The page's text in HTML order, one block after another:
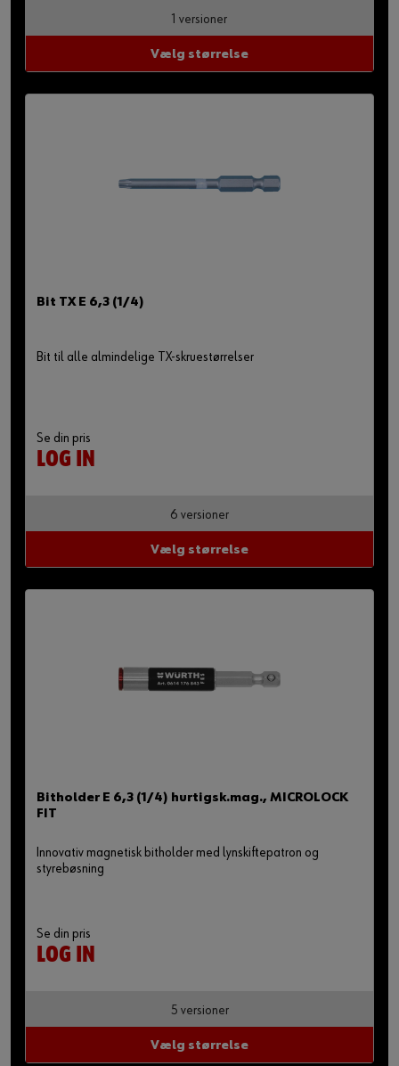
1 versioner
Vælg størrelse
Bit TX E 6,3 (1/4)
Bit til alle almindelige TX-skruestørrelser
Se din pris
LOG IN
6 versioner
Vælg størrelse
Bitholder E 6,3 (1/4) hurtigsk.mag., MICROLOCK
FIT
Innovativ magnetisk bitholder med lynskiftepatron og
styrebøsning
Se din pris
LOG IN
5 versioner
Vælg størrelse